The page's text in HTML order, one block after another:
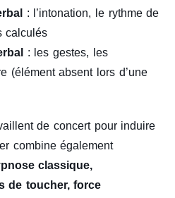
: l’intonation, le rythme de
calculés
: les gestes, les
(élément absent lors d’une
de concert pour induire
combine également
classique,
de toucher, force